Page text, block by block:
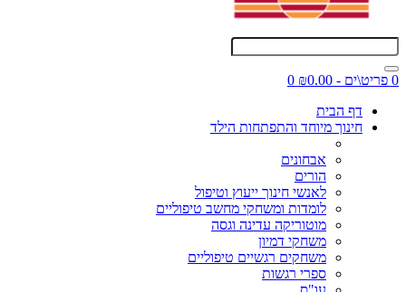
0 פריט\ים - ₪0.00
0
דף הבית
חינוך מיוחד והתפתחות הילד
אבחונים
הורים
לאנשי חינוך ייעוץ וטיפול
לומדות ומשחקי מחשב טיפוליים
מוטוריקה עדינה וגסה
משחקי דמיון
משחקים רגשיים טיפוליים
ספרי רגשות